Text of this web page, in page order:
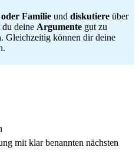
oder Familie und diskutiere über
du deine Argumente gut zu
. Gleichzeitig können dir deine
mit klar benannten nächsten